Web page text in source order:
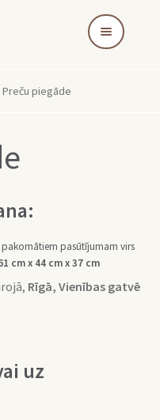
Preču piegāde
pasūtījumam virs
cm x 44 cm x 37 cm
Rīgā, Vienības gatvē
uz